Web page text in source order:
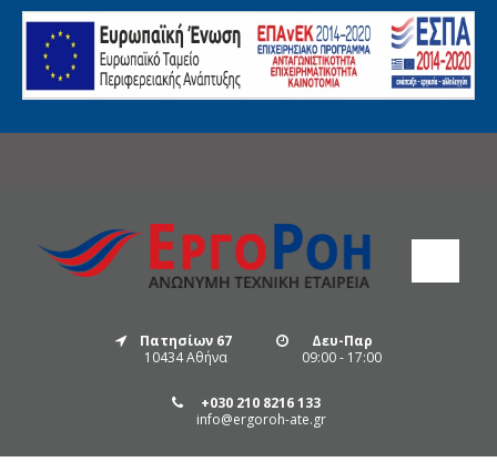
Πατησίων 67
10434 Αθήνα
Δευ-Παρ
09:00 - 17:00
+030 210 8216 133
info@ergoroh-ate.gr